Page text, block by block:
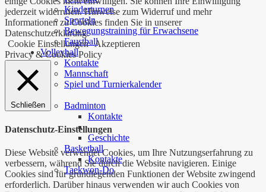
Kinderturnen
Sporteln
Bewegungstraining für Erwachsene
Faustball
Volleyball
Kontakte
Mannschaft
Spiel und Turnierkalender
Badminton
Kontakte
Geschichte
Basketball
Kontakte
Taekwon-Do
jederzeit widerrufen. Hinweise zum Widerruf und mehr
Informationen zu Cookies finden Sie in unserer
Datenschutzerklärung.
Cookie Einstellungen Akzeptieren
Privacy & Cookies Policy
Schließen
Datenschutz-Einstellungen
Diese Website verwendet Cookies, um Ihre Nutzungserfahrung zu
verbessern, während Sie durch die Website navigieren. Einige
Cookies sind für grundlegenden Funktionen der Website zwingend
erforderlich. Darüber hinaus verwenden wir auch Cookies von